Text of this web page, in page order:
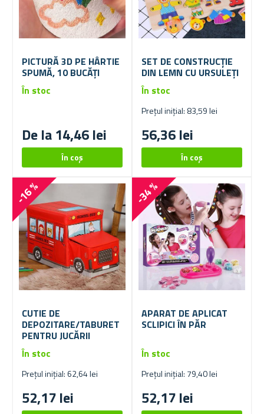
PICTURĂ 3D PE HÂRTIE
SPUMĂ, 10 BUCĂȚI
De la 14,46 lei
În stoc
SET DE CONSTRUCȚIE
DIN LEMN CU URSULEȚI
Prețul inițial: 83,59 lei
56,36 lei
În stoc
-16 %
CUTIE DE
DEPOZITARE/TABURET
PENTRU JUCĂRII
Prețul inițial: 62,64 lei
52,17 lei
În stoc
-34 %
APARAT DE APLICAT
SCLIPICI ÎN PĂR
Prețul inițial: 79,40 lei
52,17 lei
În stoc